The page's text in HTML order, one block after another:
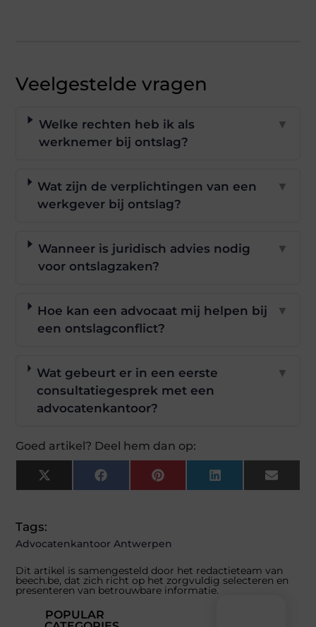
Veelgestelde vragen
Welke rechten heb ik als
werknemer bij ontslag?
▼
Wat zijn de verplichtingen van een
werkgever bij ontslag?
▼
Wanneer is juridisch advies nodig
voor ontslagzaken?
▼
Hoe kan een advocaat mij helpen bij
een ontslagconflict?
▼
Wat gebeurt er in een eerste
consultatiegesprek met een
advocatenkantoor?
▼
Goed artikel? Deel hem dan op:
X
(Twitter)
FacebookPinterestLinkedInEmail
Tags:
Advocatenkantoor Antwerpen
Dit artikel is samengesteld door het redactieteam van
beech.be, dat zich richt op het zorgvuldig selecteren en
presenteren van betrouwbare informatie.
POPULAR